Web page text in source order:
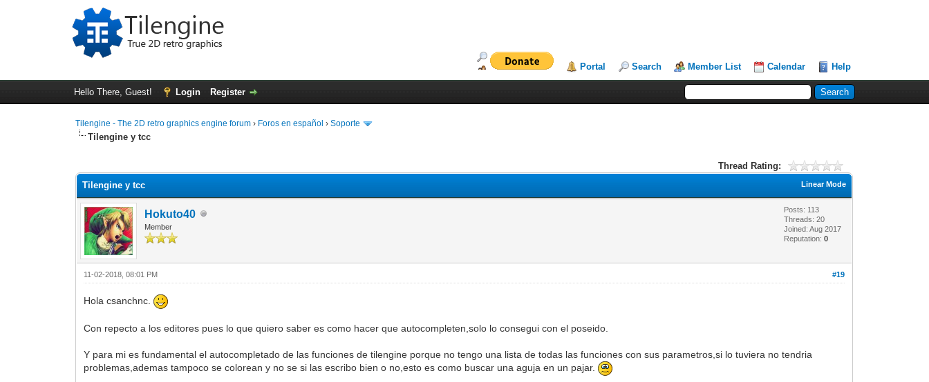
Portal Search Member List Calendar Help
Hello There, Guest! Login Register
Tilengine - The 2D retro graphics engine forum › Foros en español ›Soporte
Tilengine y tcc
Thread Rating:
Linear Mode
Tilengine y tcc
Hokuto40
Member
Posts: 113
Threads: 20
Joined: Aug 2017
Reputation:0
#19
11-02-2018, 08:01 PM
Hola csanchnc.
Con repecto a los editores pues lo que quiero saber es como hacer que autocompleten,solo lo consegui con el poseido.
Y para mi es fundamental el autocompletado de las funciones de tilengine porque no tengo una lista de todas las funciones con sus parametros,si lo tuviera no tendria
problemas,ademas tampoco se colorean y no se si las escribo bien o no,esto es como buscar una aguja en un pajar.